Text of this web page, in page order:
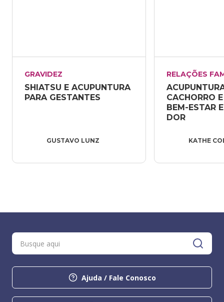
GRAVIDEZ
SHIATSU E ACUPUNTURA
PARA GESTANTES
GUSTAVO LUNZ
RELAÇÕES
CACHORRO
BEM-ESTAR
DOR
KATHE
Ajuda / Fale Conosco